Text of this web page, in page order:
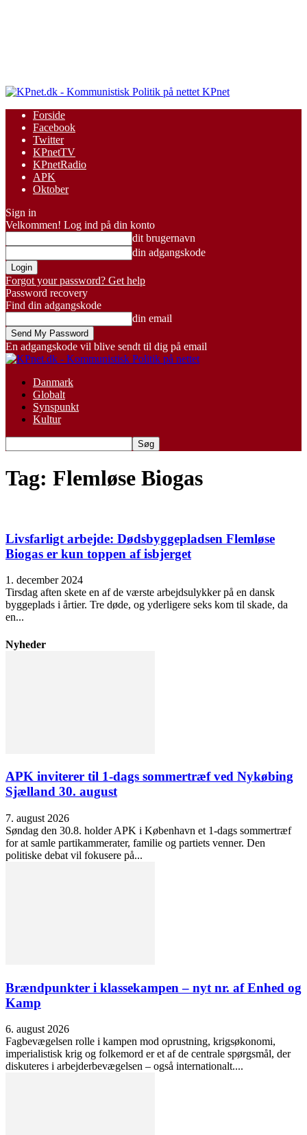
KPnet
Forside
Facebook
Twitter
KPnetTV
KPnetRadio
APK
Oktober
Sign in
Velkommen! Log ind på din konto
dit brugernavn
din adgangskode
Forgot your password? Get help
Password recovery
Find din adgangskode
din email
En adgangskode vil blive sendt til dig på email
Danmark
Globalt
Synspunkt
Kultur
Tag: Flemløse Biogas
Livsfarligt arbejde: Dødsbyggepladsen Flemløse
Biogas er kun toppen af isbjerget
1. december 2024
Tirsdag aften skete en af de værste arbejdsulykker på en dansk
byggeplads i årtier. Tre døde, og yderligere seks kom til skade, da
en...
Nyheder
APK inviterer til 1-dags sommertræf ved Nykøbing
Sjælland 30. august
7. august 2026
Søndag den 30.8. holder APK i København et 1-dags sommertræf
for at samle partikammerater, familie og partiets venner. Den
politiske debat vil fokusere på...
Brændpunkter i klassekampen – nyt nr. af Enhed og
Kamp
6. august 2026
Fagbevægelsen rolle i kampen mod oprustning, krigsøkonomi,
imperialistisk krig og folkemord er et af de centrale spørgsmål, der
diskuteres i arbejderbevægelsen – også internationalt....